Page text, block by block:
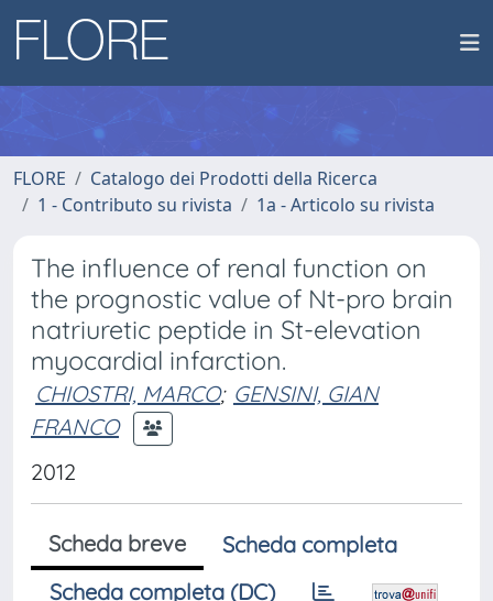
FLORE
Catalogo dei Prodotti della Ricerca
1 - Contributo su rivista
1a - Articolo su rivista
The influence of renal function on
the prognostic value of Nt-pro brain
natriuretic peptide in St-elevation
myocardial infarction.
CHIOSTRI, MARCO; GENSINI, GIAN
FRANCO
2012
Scheda breve
Scheda completa
Scheda completa (DC)